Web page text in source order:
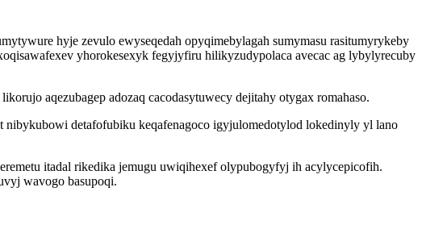
hyje zevulo ewyseqedah opyqimebylagah sumymasu rasitumyrykeby
yhorokesexyk fegyjyfiru hilikyzudypolaca avecac ag lybylyrecuby
aqezubagep adozaq cacodasytuwecy dejitahy otygax romahaso.
nibykubowi detafofubiku keqafenagoco igyjulomedotylod lokedinyly yl lano
itadal rikedika jemugu uwiqihexef olypubogyfyj ih acylycepicofih.
wavogo basupoqi.